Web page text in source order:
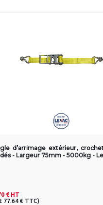
d’arrimage extérieur,
- Largeur 75mm - 5000kg -
€ HT
77.64 € TTC)